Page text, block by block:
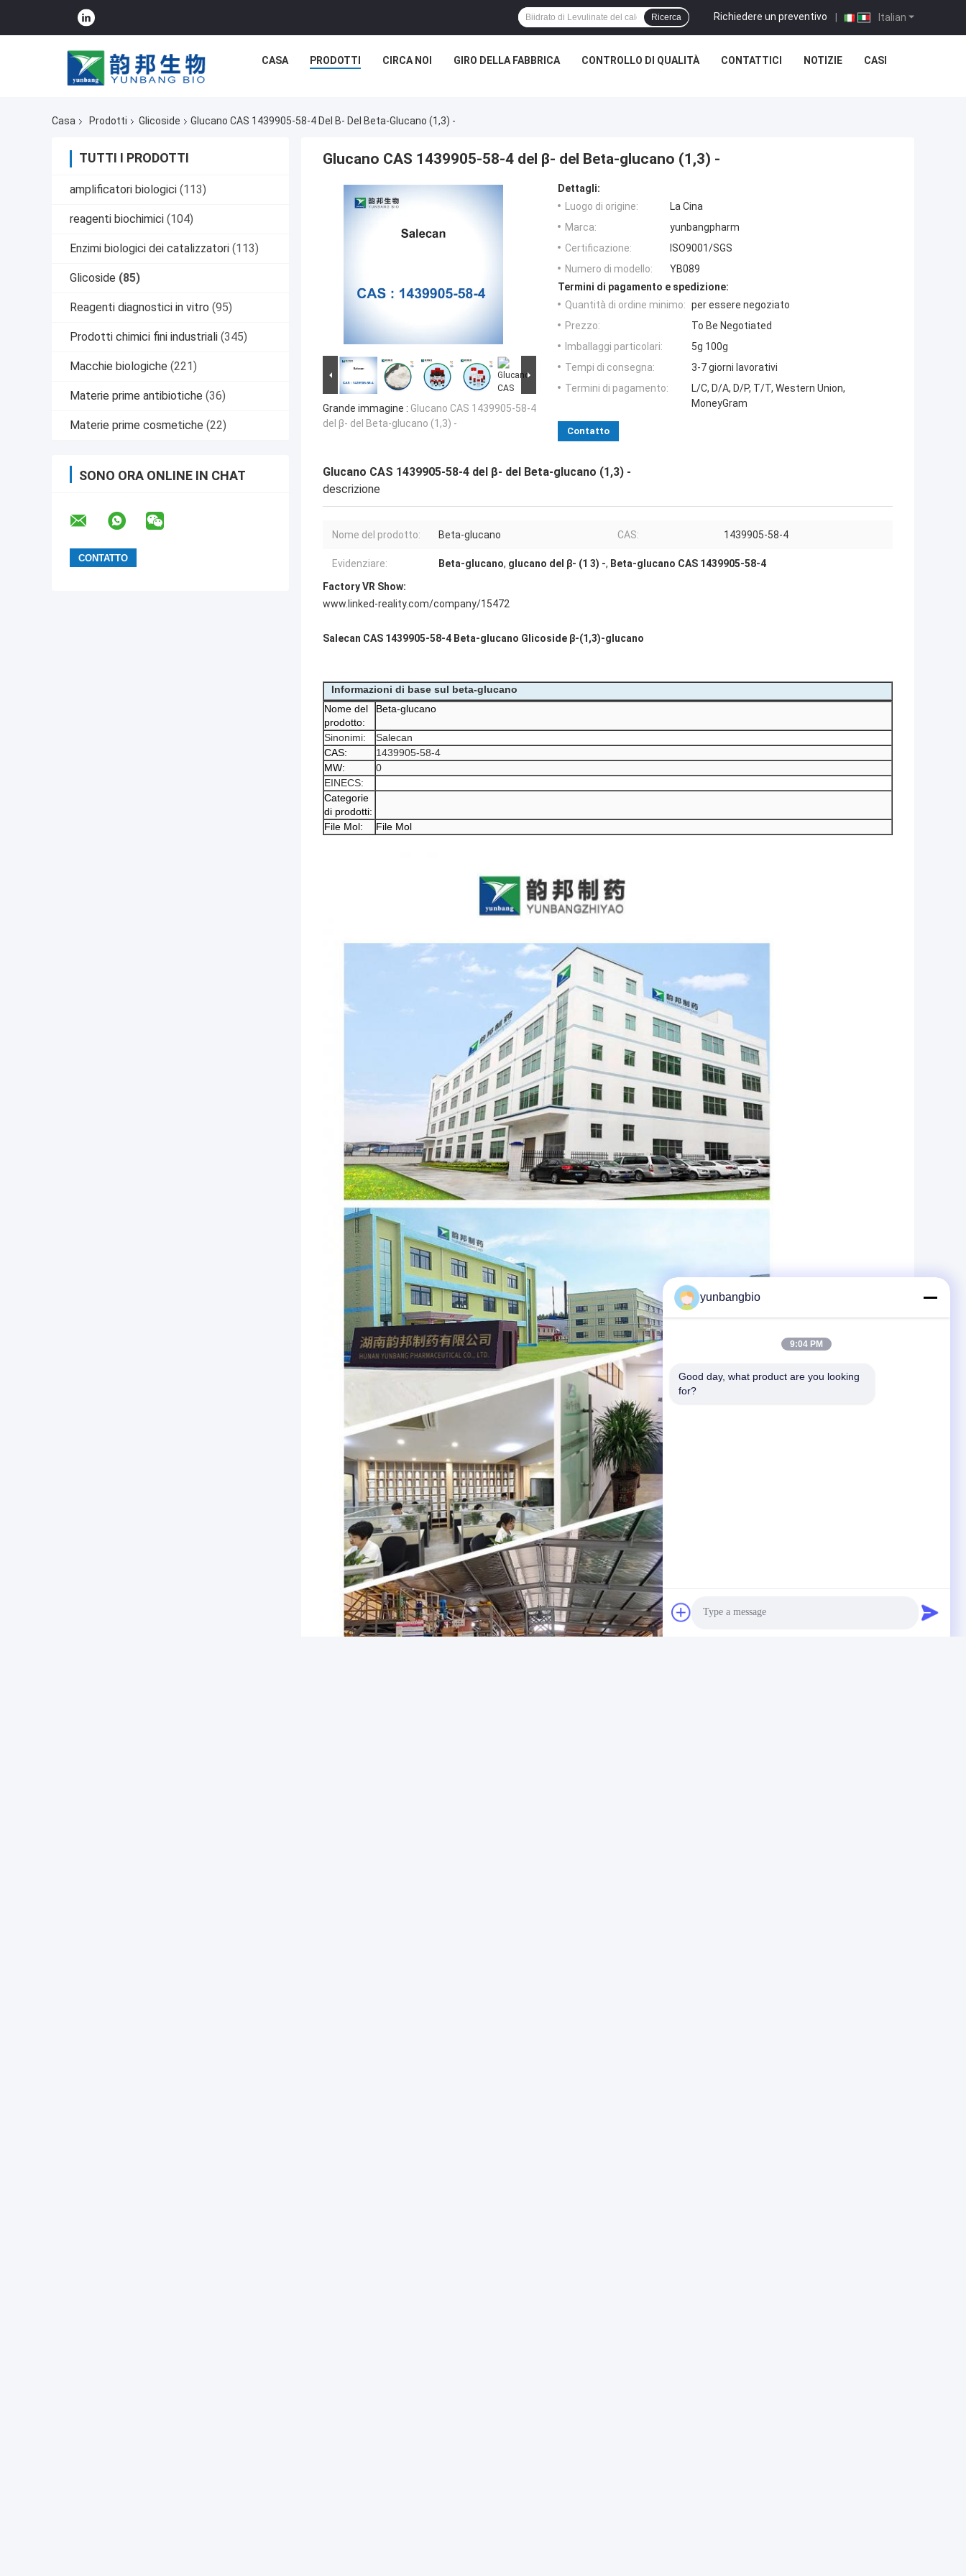
Italian
Richiedere un preventivo |
Ricerca
CASA PRODOTTI CIRCA NOI GIRO DELLA FABBRICA CONTROLLO DI QUALITÀ CONTATTICI NOTIZIE CASI
Casa Prodotti Glicoside Glucano CAS 1439905-58-4 Del Β- Del Beta-Glucano (1,3) -
TUTTI I PRODOTTI
amplificatori biologici (113)
reagenti biochimici (104)
Enzimi biologici dei catalizzatori (113)
Glicoside (85)
Reagenti diagnostici in vitro (95)
Prodotti chimici fini industriali (345)
Macchie biologiche (221)
Materie prime antibiotiche (36)
Materie prime cosmetiche (22)
SONO ORA ONLINE IN CHAT
Glucano CAS 1439905-58-4 del β- del Beta-glucano (1,3) -
Grande immagine : Glucano CAS 1439905-58-4
del β- del Beta-glucano (1,3) -
Dettagli:
Luogo di origine:
La Cina
Marca:
yunbangpharm
Certificazione:
ISO9001/SGS
Numero di modello:
YB089
Termini di pagamento e spedizione:
Quantità di ordine minimo: per essere negoziato
Prezzo:
To Be Negotiated
Imballaggi particolari:
5g 100g
Tempi di consegna:
3-7 giorni lavorativi
Termini di pagamento:
L/C, D/A, D/P, T/T, Western Union,
MoneyGram
Contatto
Glucano CAS 1439905-58-4 del β- del Beta-glucano (1,3) -
descrizione
Nome del prodotto: Beta-glucano CAS: 1439905-58-4
Evidenziare: Beta-glucano, glucano del β- (1 3) -, Beta-glucano CAS 1439905-58-4
Factory VR Show:
www.linked-reality.com/company/15472
Salecan CAS 1439905-58-4 Beta-glucano Glicoside β-(1,3)-glucano
Informazioni di base sul beta-glucano
Nome del
prodotto:
Beta-glucano
Sinonimi:
Salecan
CAS:
1439905-58-4
MW:
0
EINECS:
Categorie
di prodotti:
File Mol:
File Mol
yunbangbio
9:04 PM
Good day, what product are you looking
for?